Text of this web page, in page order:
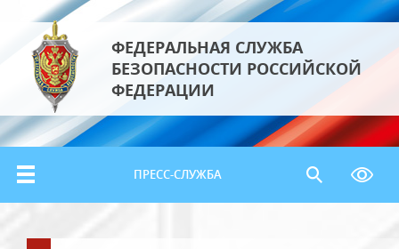
ФЕДЕРАЛЬНАЯ СЛУЖБА
БЕЗОПАСНОСТИ РОССИЙСКОЙ
ФЕДЕРАЦИИ
ПРЕСС-СЛУЖБА